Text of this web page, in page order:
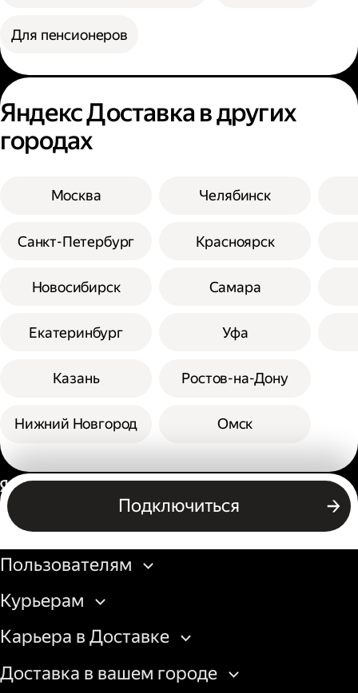
Для пенсионеров
Яндекс Доставка в других
городах
Москва
Санкт-Петербург
Новосибирск
Екатеринбург
Казань
Нижний Новгород
Челябинск
Красноярск
Самара
Уфа
Ростов-на-Дону
Омск
Подключиться
Россия
Бизнесу
Пользователям
Курьерам
Карьера в Доставке
Доставка в вашем городе